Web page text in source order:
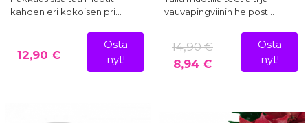
kahden eri kokoisen pri…
12,90 €
Osta
nyt!
vauvapingviinin helpost…
14,90 €
8,94 €
Osta
nyt!